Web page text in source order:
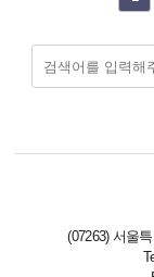
(07263) 서울